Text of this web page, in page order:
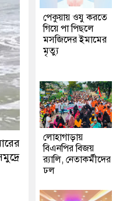
পেকুয়ায় ওযু করতে
গিয়ে পা পিছলে
মসজিদের ইমামের
মৃত্যু
লোহাগাড়ায়
বিএনপির বিজয়
র‍্যালি, নেতাকর্মীদের
ঢল